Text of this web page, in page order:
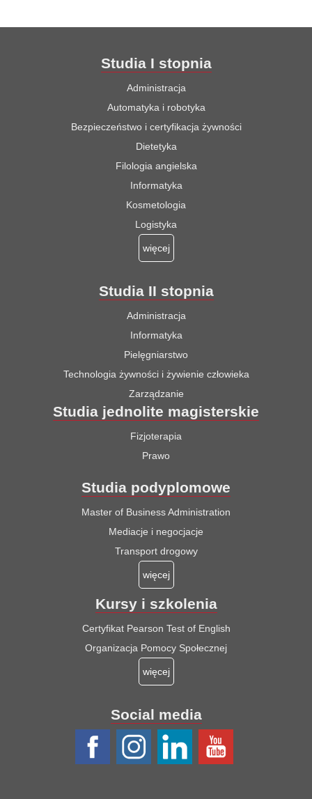
Studia I stopnia
Administracja
Automatyka i robotyka
Bezpieczeństwo i certyfikacja żywności
Dietetyka
Filologia angielska
Informatyka
Kosmetologia
Logistyka
więcej
Studia II stopnia
Administracja
Informatyka
Pielęgniarstwo
Technologia żywności i żywienie człowieka
Zarządzanie
Studia jednolite magisterskie
Fizjoterapia
Prawo
Studia podyplomowe
Master of Business Administration
Mediacje i negocjacje
Transport drogowy
więcej
Kursy i szkolenia
Certyfikat Pearson Test of English
Organizacja Pomocy Społecznej
więcej
Social media